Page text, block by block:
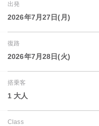
出発
2026年7月27日(月)
復路
2026年7月28日(火)
搭乗客
1 大人
Class